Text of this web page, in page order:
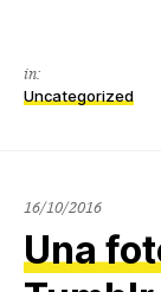
in:
Uncategorized
16/10/2016
Una